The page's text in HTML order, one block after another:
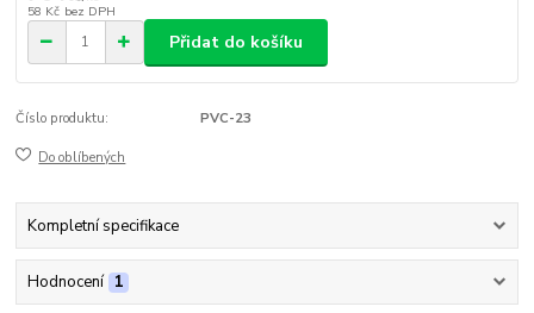
58 Kč bez DPH
Přidat do košíku
Číslo produktu: PVC-23
Do oblíbených
Kompletní specifikace
Hodnocení 1